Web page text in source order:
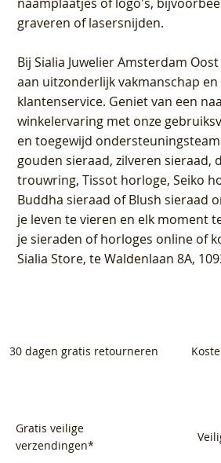
graveren of lasersnijden.
BijSialia Juwelier Amsterdam Oost
aan uitzonderlijk vakmanschap
klantenservice. Geniet van een
winkelervaring met onze
en toegewijd
gouden sieraad, zilveren sieraad,
trouwring, Tissot horloge, Seiko
Buddha sieraad of Blush sieraad
je leven te vieren en elk moment
je sieraden of horloges online of
Sialia Store, te Waldenlaan 8A,
30 dagen gratis retourneren
Gratis veilige
verzendingen*